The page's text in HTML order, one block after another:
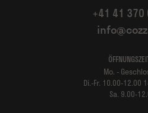
+41 41 370
Mo. -
Di.-Fr. 10.00-12.00
Sa. 9.00-